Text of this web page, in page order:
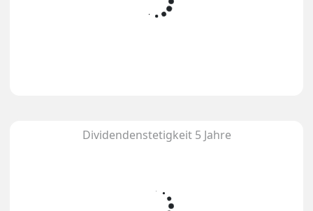
Dividendenstetigkeit 5 Jahre